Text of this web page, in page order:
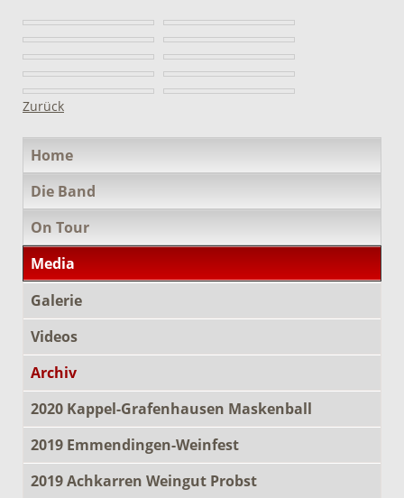
Zurück
überspringen
Home
Die Band
On Tour
Media
Galerie
Videos
Archiv
2020 Kappel-Grafenhausen Maskenball
2019 Emmendingen-Weinfest
2019 Achkarren Weingut Probst